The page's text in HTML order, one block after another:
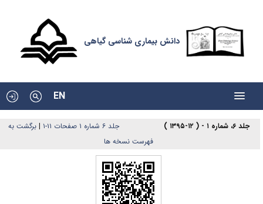
دانش بیماری شناسی گیاهی
EN
جلد ۶، شماره ۱ - ( ۱۲-۱۳۹۵ ) جلد ۶ شماره ۱ صفحات ۱۱-۱ | برگشت به
فهرست نسخه ها